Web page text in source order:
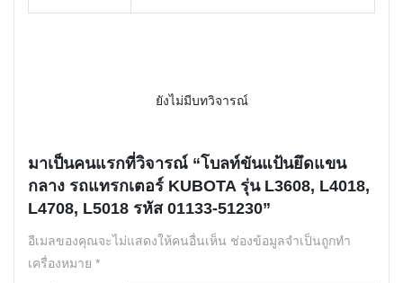
ยังไม่มีบทวิจารณ์
มาเป็นคนแรกที่วิจารณ์ “โบลท์ขันแป้นยึดแขน
กลาง รถแทรกเตอร์ KUBOTA รุ่น L3608, L4018,
L4708, L5018 รหัส 01133-51230”
อีเมลของคุณจะไม่แสดงให้คนอื่นเห็น ช่องข้อมูลจำเป็นถูกทำ
เครื่องหมาย *